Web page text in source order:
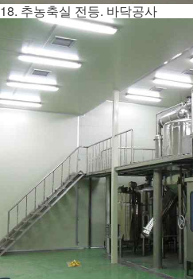
18. 추농축실 전등. 바닥공사